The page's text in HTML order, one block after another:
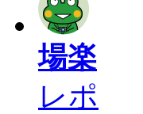
場楽
レポ